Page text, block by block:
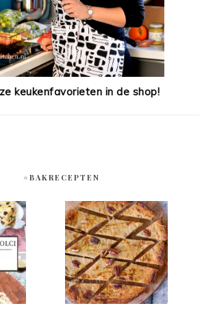
keukenfavorieten in de shop!
#BAKRECEPTEN